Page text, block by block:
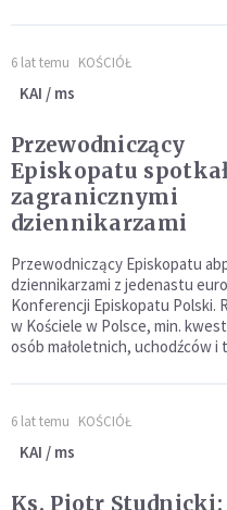
6 lat temu KOŚCIÓŁ
KAI / ms
Przewodniczący
Episkopatu
zagranicznymi
dziennikarzami
Przewodniczący Episkopatu
dziennikarzami z jedenastu
Konferencji Episkopatu Polski.
w Kościele w Polsce, min.
osób małoletnich, uchodźców i
6 lat temu KOŚCIÓŁ
KAI / ms
Ks. Piotr Studnicki: